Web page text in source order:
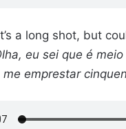
a long shot, but
eu sei que é
emprestar